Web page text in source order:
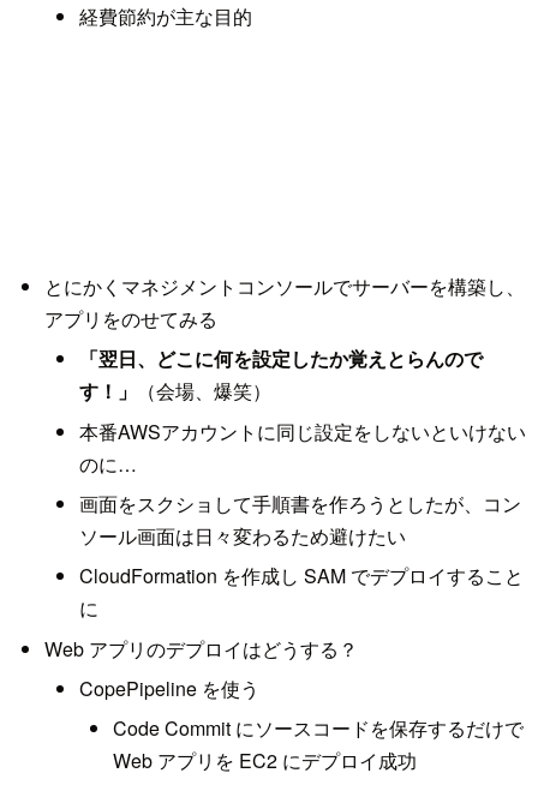
経費節約が主な目的
とにかくマネジメントコンソールでサーバーを構築し、
アプリをのせてみる
「翌日、どこに何を設定したか覚えとらんので
す！」
（会場、爆笑）
本番AWSアカウントに同じ設定をしないといけない
のに…
画面をスクショして手順書を作ろうとしたが、コン
ソール画面は日々変わるため避けたい
CloudFormation を作成し SAM でデプロイすること
に
Web アプリのデプロイはどうする？
CopePipeline を使う
Code Commit にソースコードを保存するだけで
Web アプリを EC2 にデプロイ成功